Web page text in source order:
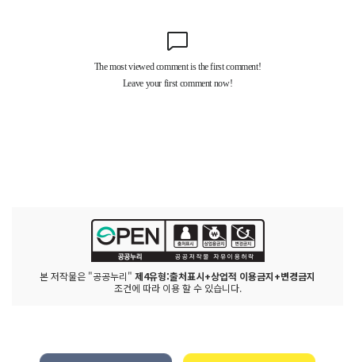
본 저작물은 "공공누리" 제4유형:출처표시+상업적 이용금지+변경금지
조건에 따라 이용 할 수 있습니다.